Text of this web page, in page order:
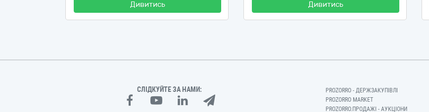
Дивитись Дивитись
СЛІДКУЙТЕ ЗА НАМИ:
PROZORRO - ДЕРЖЗАКУПІВЛІ
PROZORRO MARKET
PROZORRO.ПРОДАЖІ - АУКЦІОНИ